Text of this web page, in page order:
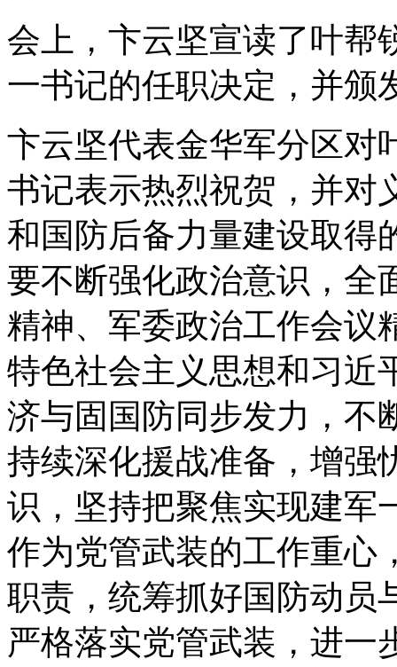
会上，卞云坚宣读了叶帮
一书记的任职决定，并颁
卞云坚代表金华军分区对
书记表示热烈祝贺，并对
和国防后备力量建设取得
要不断强化政治意识，全
精神、军委政治工作会议
特色社会主义思想和习近
济与固国防同步发力，不
持续深化援战准备，增强
识，坚持把聚焦实现建军
作为党管武装的工作重心
职责，统筹抓好国防动员
严格落实党管武装，进一